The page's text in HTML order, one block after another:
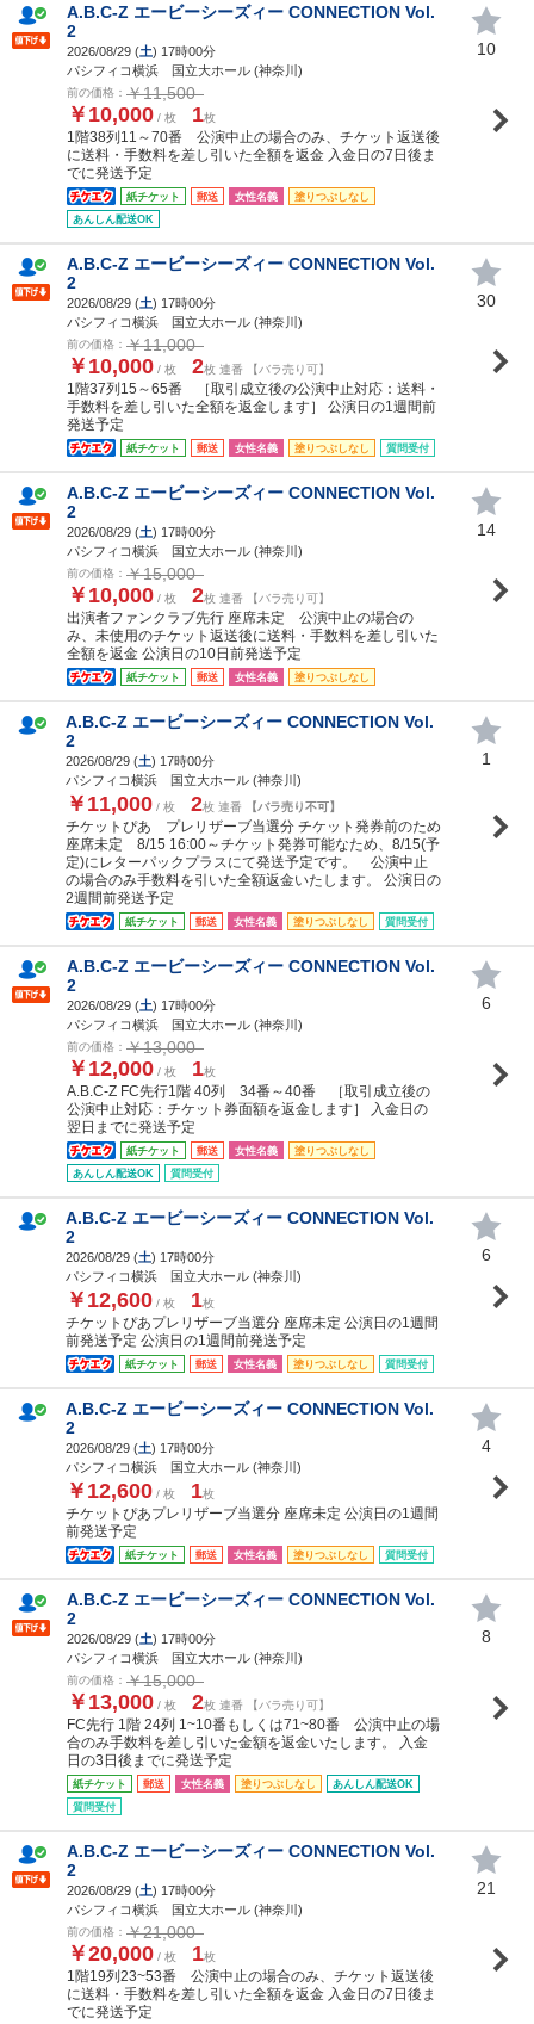
A.B.C-Z エービーシーズィー CONNECTION Vol.
2
2026/08/29 (土) 17時00分
パシフィコ横浜 国立大ホール (神奈川)
前の価格： ￥11,500
￥10,000 / 枚 1枚
1階38列11～70番 公演中止の場合のみ、チケット返送後
に送料・手数料を差し引いた全額を返金 入金日の7日後ま
でに発送予定
紙チケット 郵送 女性名義
塗りつぶしなし
あんしん配送OK
10
A.B.C-Z エービーシーズィー CONNECTION Vol.
2
2026/08/29 (土) 17時00分
パシフィコ横浜 国立大ホール (神奈川)
前の価格： ￥11,000
￥10,000 / 枚 2枚 連番 【バラ売り可】
1階37列15～65番 ［取引成立後の公演中止対応：送料・
手数料を差し引いた全額を返金します］ 公演日の1週間前
発送予定
紙チケット 郵送 女性名義 塗りつぶしなし 質問受付
30
A.B.C-Z エービーシーズィー CONNECTION Vol.
2
2026/08/29 (土) 17時00分
パシフィコ横浜 国立大ホール (神奈川)
前の価格： ￥15,000
￥10,000 / 枚 2枚 連番 【バラ売り可】
出演者ファンクラブ先行 座席未定 公演中止の場合の
み、未使用のチケット返送後に送料・手数料を差し引いた
全額を返金 公演日の10日前発送予定
紙チケット 郵送 女性名義 塗りつぶしなし
14
A.B.C-Z エービーシーズィー CONNECTION Vol.
2
2026/08/29 (土) 17時00分
パシフィコ横浜 国立大ホール (神奈川)
￥11,000 / 枚 2枚 連番 【バラ売り不可】
チケットぴあ プレリザーブ当選分 チケット発券前のため
座席未定 8/15 16:00～チケット発券可能なため、8/15(予
定)にレターパックプラスにて発送予定です。 公演中止
の場合のみ手数料を引いた全額返金いたします。 公演日の
2週間前発送予定
紙チケット 郵送 女性名義 塗りつぶしなし 質問受付
1
A.B.C-Z エービーシーズィー CONNECTION Vol.
2
2026/08/29 (土) 17時00分
パシフィコ横浜 国立大ホール (神奈川)
前の価格： ￥13,000
￥12,000 / 枚 1枚
A.B.C-Z FC先行1階 40列 34番～40番 ［取引成立後の
公演中止対応：チケット券面額を返金します］ 入金日の
翌日までに発送予定
紙チケット 郵送 女性名義
塗りつぶしなし
あんしん配送OK
質問受付
6
A.B.C-Z エービーシーズィー CONNECTION Vol.
2
2026/08/29 (土) 17時00分
パシフィコ横浜 国立大ホール (神奈川)
￥12,600 / 枚 1枚
チケットぴあプレリザーブ当選分 座席未定 公演日の1週間
前発送予定 公演日の1週間前発送予定
紙チケット 郵送 女性名義 塗りつぶしなし 質問受付
6
A.B.C-Z エービーシーズィー CONNECTION Vol.
2
2026/08/29 (土) 17時00分
パシフィコ横浜 国立大ホール (神奈川)
￥12,600 / 枚 1枚
チケットぴあプレリザーブ当選分 座席未定 公演日の1週間
前発送予定
紙チケット 郵送 女性名義 塗りつぶしなし 質問受付
4
A.B.C-Z エービーシーズィー CONNECTION Vol.
2
2026/08/29 (土) 17時00分
パシフィコ横浜 国立大ホール (神奈川)
前の価格： ￥15,000
￥13,000 / 枚 2枚 連番 【バラ売り可】
FC先行 1階 24列 1~10番もしくは71~80番 公演中止の場
合のみ手数料を差し引いた金額を返金いたします。 入金
日の3日後までに発送予定
紙チケット 郵送 女性名義 塗りつぶしなし
あんしん配送OK
質問受付
8
A.B.C-Z エービーシーズィー CONNECTION Vol.
2
2026/08/29 (土) 17時00分
パシフィコ横浜 国立大ホール (神奈川)
前の価格： ￥21,000
￥20,000 / 枚 1枚
1階19列23~53番 公演中止の場合のみ、チケット返送後
に送料・手数料を差し引いた全額を返金 入金日の7日後ま
でに発送予定
21